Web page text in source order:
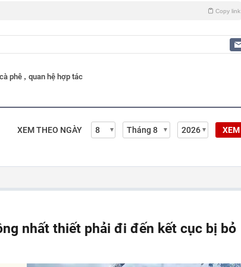
Copy link
phê , quan hệ hợp tác
XEM THEO NGÀY XEM
nhất thiết phải đi đến kết cục bị bỏ